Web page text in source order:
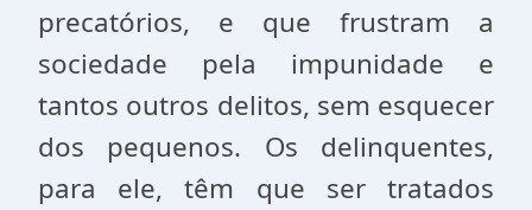
precatórios, e que frustram a
sociedade pela impunidade e
tantos outros delitos, sem esquecer
dos pequenos. Os delinquentes,
para ele, têm que ser tratados